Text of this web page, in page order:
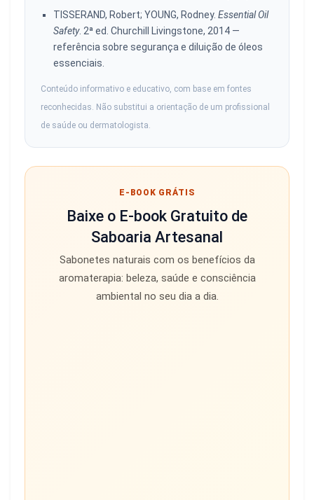
TISSERAND, Robert; YOUNG, Rodney. Essential Oil
Safety. 2ª ed. Churchill Livingstone, 2014 —
referência sobre segurança e diluição de óleos
essenciais.
Conteúdo informativo e educativo, com base em fontes
reconhecidas. Não substitui a orientação de um profissional
de saúde ou dermatologista.
E-BOOK GRÁTIS
Baixe o E-book Gratuito de
Saboaria Artesanal
Sabonetes naturais com os benefícios da
aromaterapia: beleza, saúde e consciência
ambiental no seu dia a dia.